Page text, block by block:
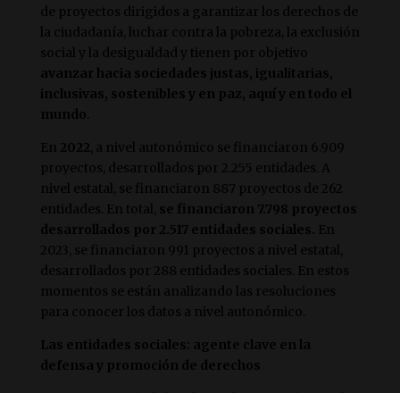
de proyectos dirigidos a garantizar los derechos de
la ciudadanía, luchar contra la pobreza, la exclusión
social y la desigualdad y tienen por objetivo
avanzar hacia sociedades justas, igualitarias,
inclusivas, sostenibles y en paz, aquí y en todo el
mundo
En 2022 , a nivel autonómico se financiaron 6.909
proyectos, desarrollados por 2.255 entidades. A
nivel estatal, se financiaron 887 proyectos de 262
entidades. En total, se financiaron 7.798 proyectos
desarrollados por 2.517 entidades sociales. En
2023, se financiaron 991 proyectos a nivel estatal,
desarrollados por 288 entidades sociales. En estos
momentos se están analizando las resoluciones
para conocer los datos a nivel autonómico.
Las entidades sociales: agente clave en la
defensa y promoción de derechos